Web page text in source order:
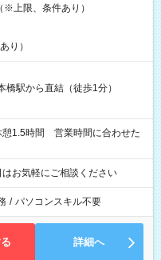
上限、条件あり）
り）
駅から直結（徒歩1分）
お気軽にご相談ください
/ パソコンスキル不要
詳細へ